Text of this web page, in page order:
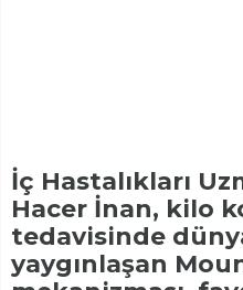
İç Hastalıkları
Hacer İnan, kilo
tedavisinde
yaygınlaşan